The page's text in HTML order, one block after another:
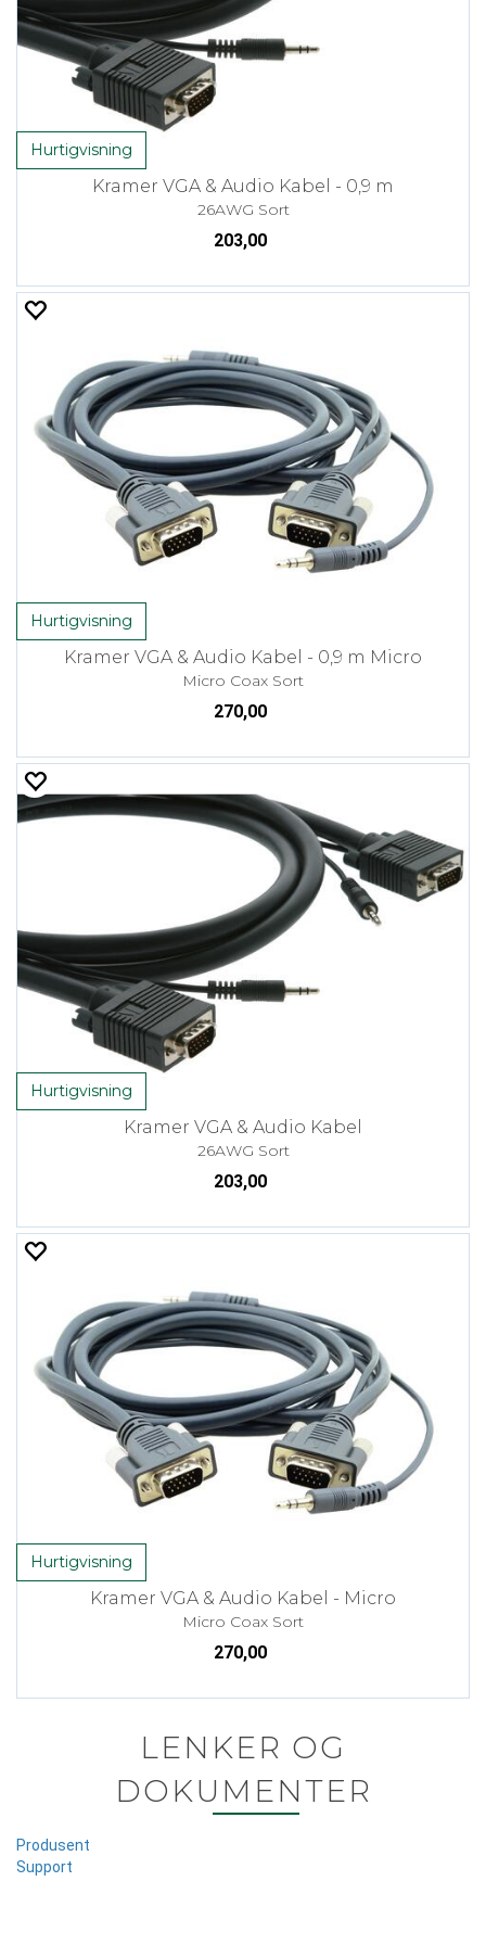
Hurtigvisning
Kramer VGA & Audio Kabel - 0,9 m
26AWG Sort
203,00
Hurtigvisning
Kramer VGA & Audio Kabel - 0,9 m Micro
Micro Coax Sort
270,00
Hurtigvisning
Kramer VGA & Audio Kabel
26AWG Sort
203,00
Hurtigvisning
Kramer VGA & Audio Kabel - Micro
Micro Coax Sort
270,00
LENKER OG
DOKUMENTER
Produsent
Support